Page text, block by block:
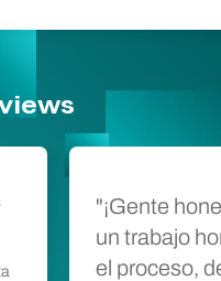
"¡Gente
un trabajo
el proceso,